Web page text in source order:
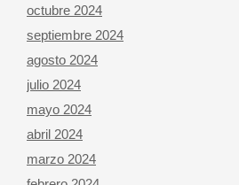
octubre 2024
septiembre 2024
agosto 2024
julio 2024
mayo 2024
abril 2024
marzo 2024